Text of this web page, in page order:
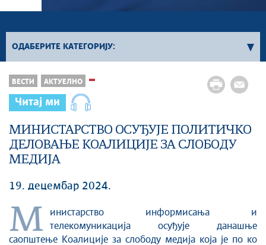
ОДАБЕРИТЕ КАТЕГОРИЈУ:
Конкурси из области информисања
Конкурси из области телекомуникација
Конкурси из области информационог
друштва
ВЕСТИ АКТУЕЛНО
Читај ми
МИНИСТАРСТВО ОСУЂУЈЕ ПОЛИТИЧКО
ДЕЛОВАЊЕ КОАЛИЦИЈЕ ЗА СЛОБОДУ
МЕДИЈА
19. децембар 2024.
М
инистарство информисања и
телекомуникација осуђује данашње
саопштење Коалиције за слободу медија која је по ко